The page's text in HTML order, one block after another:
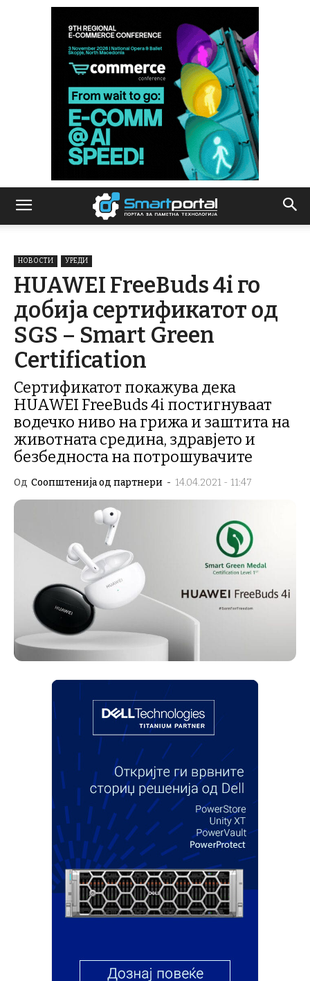
НОВОСТИ УРЕДИ
HUAWEI FreeBuds 4i го
добија сертификатот од
SGS – Smart Green
Certification
Сертификатот покажува дека
HUAWEI FreeBuds 4i постигнуваат
водечко ниво на грижа и заштита на
животната средина, здравјето и
безбедноста на потрошувачите
Од Соопштенија од партнери - 14.04.2021 - 11:47